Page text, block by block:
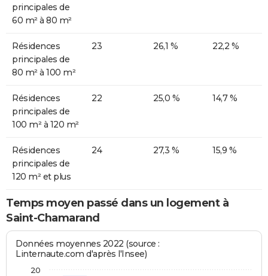
principales de
60 m² à 80 m²
Résidences
principales de
80 m² à 100 m²
23 26,1 % 22,2 %
Résidences
principales de
100 m² à 120 m²
22 25,0 % 14,7 %
Résidences
principales de
120 m² et plus
24 27,3 % 15,9 %
Temps moyen passé dans un logement à
Saint-Chamarand
Données moyennes 2022 (source :
Linternaute.com d'après l'Insee)
20